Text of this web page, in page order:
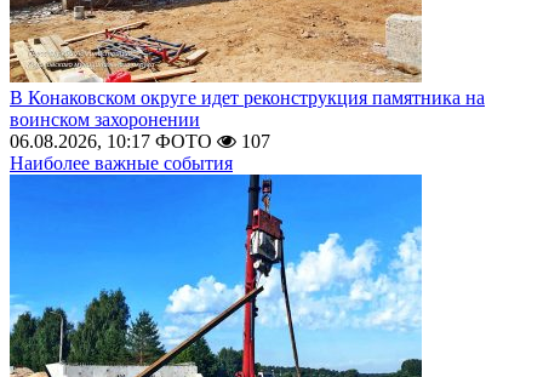
В Конаковском округе идет реконструкция памятника на
воинском захоронении
06.08.2026, 10:17 ФОТО
107
Наиболее важные события